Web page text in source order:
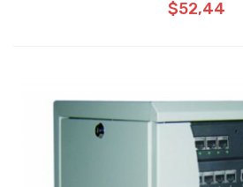
$52,44